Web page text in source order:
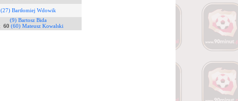
(27) Bartłomiej Wdowik
(9) Bartosz Bida
60 (60) Mateusz Kowalski